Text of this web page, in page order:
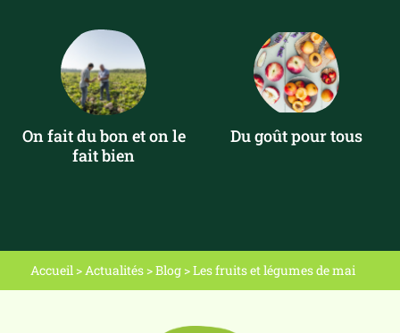
On fait du bon et on le
fait bien
Du goût pour tous
Accueil>Actualités>Blog>Les fruits et légumes de mai